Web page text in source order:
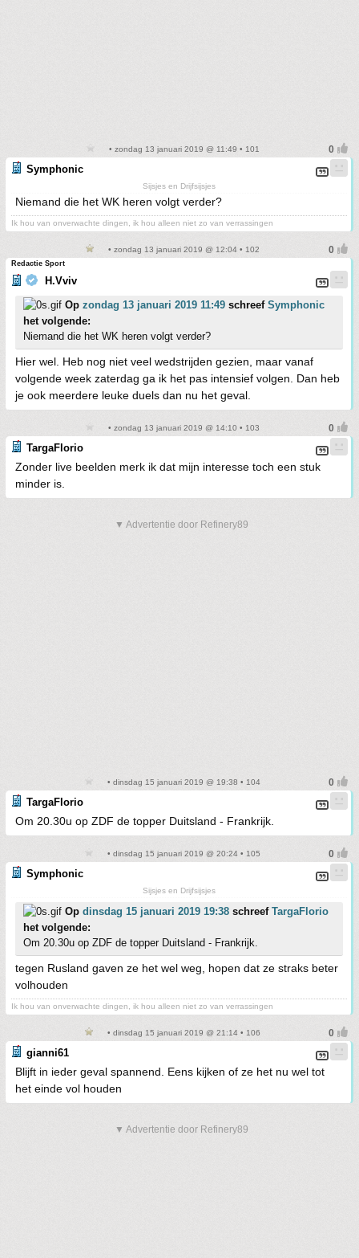
• zondag 13 januari 2019 @ 11:49 • 101
Symphonic
Sijsjes en Drijfsijsjes
Niemand die het WK heren volgt verder?
Ik hou van onverwachte dingen, ik hou alleen niet zo van verrassingen
• zondag 13 januari 2019 @ 12:04 • 102
Redactie Sport
H.Vviv
Op zondag 13 januari 2019 11:49 schreef Symphonic
het volgende:
Niemand die het WK heren volgt verder?
Hier wel. Heb nog niet veel wedstrijden gezien, maar vanaf
volgende week zaterdag ga ik het pas intensief volgen. Dan heb
je ook meerdere leuke duels dan nu het geval.
• zondag 13 januari 2019 @ 14:10 • 103
TargaFlorio
Zonder live beelden merk ik dat mijn interesse toch een stuk
minder is.
▼ Advertentie door Refinery89
• dinsdag 15 januari 2019 @ 19:38 • 104
TargaFlorio
Om 20.30u op ZDF de topper Duitsland - Frankrijk.
• dinsdag 15 januari 2019 @ 20:24 • 105
Symphonic
Sijsjes en Drijfsijsjes
Op dinsdag 15 januari 2019 19:38 schreef TargaFlorio
het volgende:
Om 20.30u op ZDF de topper Duitsland - Frankrijk.
tegen Rusland gaven ze het wel weg, hopen dat ze straks beter
volhouden
Ik hou van onverwachte dingen, ik hou alleen niet zo van verrassingen
• dinsdag 15 januari 2019 @ 21:14 • 106
gianni61
Blijft in ieder geval spannend. Eens kijken of ze het nu wel tot
het einde vol houden
▼ Advertentie door Refinery89